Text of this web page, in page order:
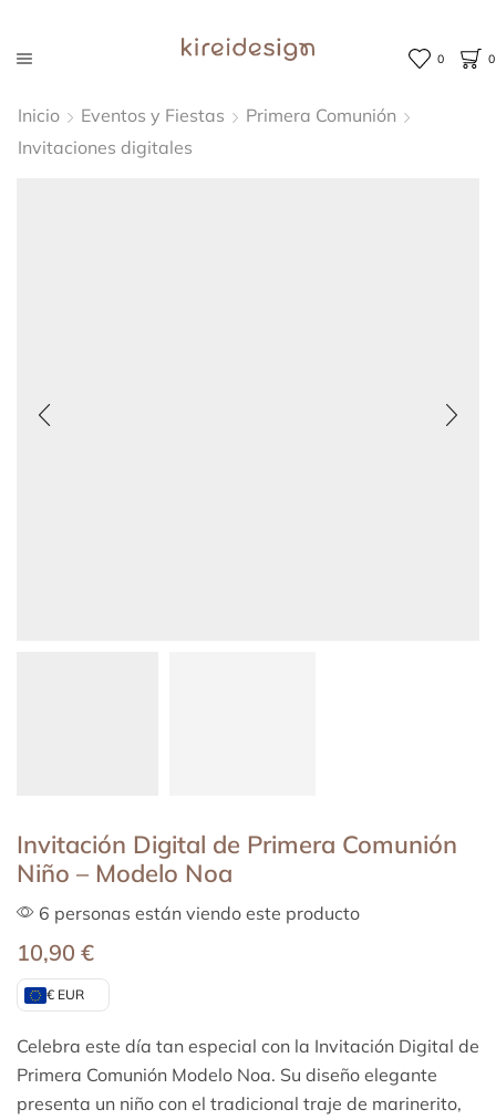
0 0
Inicio Eventos y Fiestas
Primera Comunión
Invitaciones digitales
Invitación Digital de Primera Comunión
Niño – Modelo Noa
6 personas están viendo este producto
10,90 €
€ EUR
Celebra este día tan especial con la Invitación Digital de
Primera Comunión Modelo Noa. Su diseño elegante
presenta un niño con el tradicional traje de marinerito,